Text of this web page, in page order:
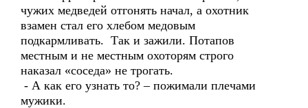
чужих медведей отгонять начал, а охотник
взамен стал его хлебом медовым
подкармливать. Так и зажили. Потапов
местным и не местным охоторям строго
наказал «соседа» не трогать.
- А как его узнать то? – пожимали плечами
мужики.